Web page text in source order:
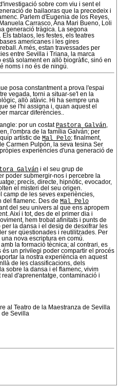
sobre com viu i sent el
de bailaoras que la precedeix i
Parlem d'Eugenia de los Reyes,
Carrasco, Ana Mari Bueno, Loli
generació tràgica. La segona
tablaos, les festes, els teatres
americanes i les gires
A més, estan travessades per
entre Sevilla i Triana, la marca
solament en allò biogràfic, sinó en
noms i no és de ningú.
posa constantment a prova l'espai
vegada, torni a situar-se'l en la
allò atàvic. Hi ha sempre una
se l'hi assigna i, quan aquest el
marcar diferències..
por un costat Pastora Galván
l'ombra de la família Galván; per
artístic de Mal Pelo; finalment,
Carmen Pulpón, la seva tesina Ser
experiències d'una generació de
Galván i el seu grup de
poder submergir-nos i percebre la
precís, directe, hipnòtic, evocador,
el misteri del seu origen.
camp de les seves experiències,
del flamenc. Des de Mal Pelo
del seu univers al que ens apropem
Així i tot, des de el primer dia i
hem trobat afinitats i punts de
la dansa i el desig de desxifrar les
ser qüestionades i reutilitzades. Per
nova escriptura en comú.
la formació tècnica; al contrari, es
un privilegi poder compartir el procés
la nostra experiència en aquest
de les classificacions, dels
sobre la dansa i el flamenc, vivim
d'aprenentatge, contaminació i
al Teatro de la Maestranza de Sevilla
de Sevilla